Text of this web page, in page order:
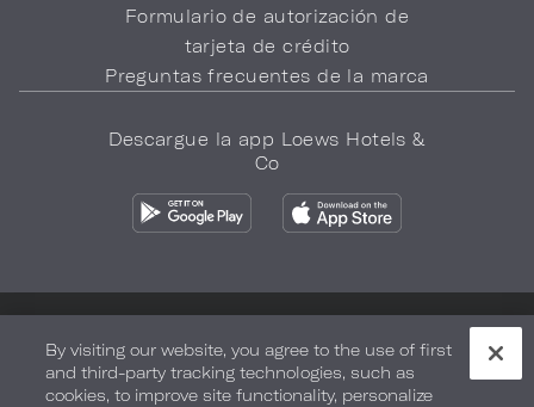
Formulario de autorización de
tarjeta de crédito
Preguntas frecuentes de la marca
Descargue la app Loews Hotels &
Co
Seguridad y bienestar Términos de Uso Accesibilidad
By visiting our website, you agree to the use of first
and third-party tracking technologies, such as
cookies, to improve site functionality, personalize